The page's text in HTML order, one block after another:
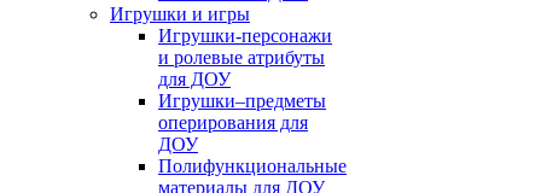
Игрушки и игры
Игрушки-персонажи
и ролевые атрибуты
для ДОУ
Игрушки–предметы
оперирования для
ДОУ
Полифункциональные
материалы для ДОУ